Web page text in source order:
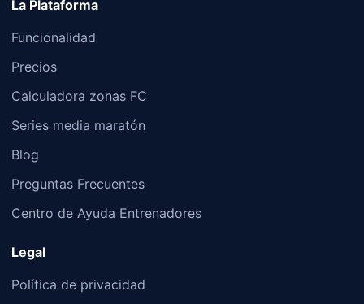
La Plataforma
Funcionalidad
Precios
Calculadora zonas FC
Series media maratón
Blog
Preguntas Frecuentes
Centro de Ayuda Entrenadores
Legal
Política de privacidad